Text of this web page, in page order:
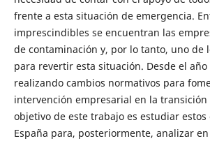
frente a esta situación de emergencia.
imprescindibles se encuentran las
de contaminación y, por lo tanto, uno de
para revertir esta situación. Desde el año
realizando cambios normativos para
intervención empresarial en la transición
objetivo de este trabajo es estudiar estos
España para, posteriormente, analizar